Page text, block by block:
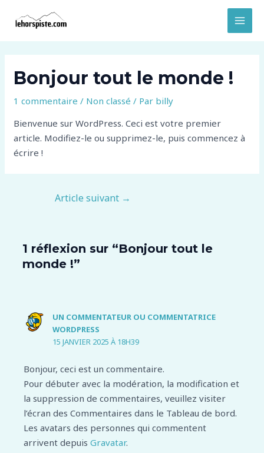
Bonjour tout le monde !
1 commentaire / Non classé / Par billy
Bienvenue sur WordPress. Ceci est votre premier
article. Modifiez-le ou supprimez-le, puis commencez à
écrire !
des
Article suivant →
1 réflexion sur “Bonjour tout le
monde !”
UN COMMENTATEUR OU COMMENTATRICE
WORDPRESS
15 JANVIER 2025 À 18H39
Bonjour, ceci est un commentaire.
Pour débuter avec la modération, la modification et
la suppression de commentaires, veuillez visiter
l’écran des Commentaires dans le Tableau de bord.
Les avatars des personnes qui commentent
arrivent depuisGravatar.